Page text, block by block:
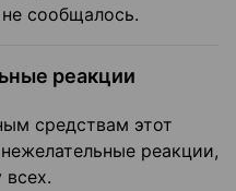
сообщалось.
реакции
средствам этот
реакции,
всех.